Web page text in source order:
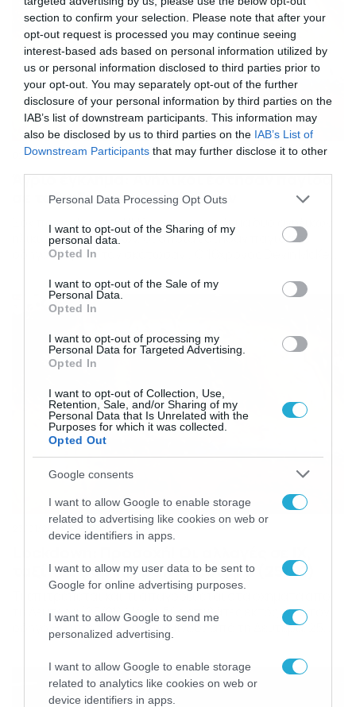
section to confirm your selection. Please note that after your
opt-out request is processed you may continue seeing
interest-based ads based on personal information utilized by
us or personal information disclosed to third parties prior to
your opt-out. You may separately opt-out of the further
disclosure of your personal information by third parties on the
IAB’s list of downstream participants. This information may
also be disclosed by us to third parties on the IAB’s List of
Downstream Participants that may further disclose it to other
Please note that this website/app uses one or more Google
not limited to your visit or usage behaviour. You may click to
grant or deny consent to Google and its third-party tags to
use your data for below specified purposes in below Google
consent section.
Personal Data Processing Opt Outs
I want to opt-out of the Sharing of my
personal data.
Opted In
I want to opt-out of the Sale of my
Personal Data.
Opted In
I want to opt-out of processing my
Personal Data for Targeted Advertising.
Opted In
I want to opt-out of Collection, Use,
Retention, Sale, and/or Sharing of my
Personal Data that Is Unrelated with the
Purposes for which it was collected.
Opted Out
Google consents
I want to allow Google to enable storage
related to advertising like cookies on web or
device identifiers in apps.
I want to allow my user data to be sent to
Google for online advertising purposes.
I want to allow Google to send me
personalized advertising.
I want to allow Google to enable storage
related to analytics like cookies on web or
device identifiers in apps.
02/02/2021 07:40
Άγριο έγκλημα: Ανήλικοι έστησαν παγίδα
σε ταξιτζή και τον σκότωσαν
Σοκ προκαλεί στις ΗΠΑ το άγριο έγκλημα δύο ανηλίκων
ηλικίας 15 και 16 ετών, οι οποία έστησαν παγίδα σε
οδηγό ταξί και τον σκότωσαν . Ο 16χρονος Devin McKee
καλώντας μέσω Uber τον 60χρονο Timothy Perkins. Ο
ανυποψίαστος ταξιτζής παρέλαβε τους δύο ανήλικους
και εκείνοι του […]
23/01/2021 18:28
ταξί και φορτηγά από Δευτέρα (25/01)
Τι επιτρέπεται και τι απαγορεύεται στα οχήματα από
τη Δευτέρα (25/01) Μέχρι δύο επιβάτες εκτός από τον
οδηγό θα μπορούν να επιβαίνουν από τη Δευτέρα, 25
Ιανουαρίου και ώρα 06:00 σε επιβατηγά οχήματα
δημόσιας χρήσης (Ε.Δ.Χ. ΤΑΞΙ, Ειδικής Μίσθωσης) και
επιβατηγά ιδιωτικής χρήσης (Ι.Χ.) οχήματα, καθώς και
στα Ε.Ι.Χ. οχήματα με οδηγό, μετά την έγκριση […]